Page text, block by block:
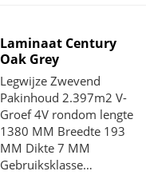
Laminaat Century
Oak Grey
Legwijze Zwevend
Pakinhoud 2.397m2 V-
Groef 4V rondom lengte
1380 MM Breedte 193
MM Dikte 7 MM
Gebruiksklasse…